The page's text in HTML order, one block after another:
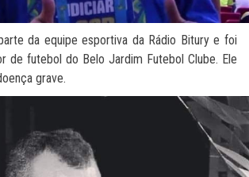
da equipe esportiva da Rádio Bitury e foi
de futebol do Belo Jardim Futebol Clube. Ele
grave.